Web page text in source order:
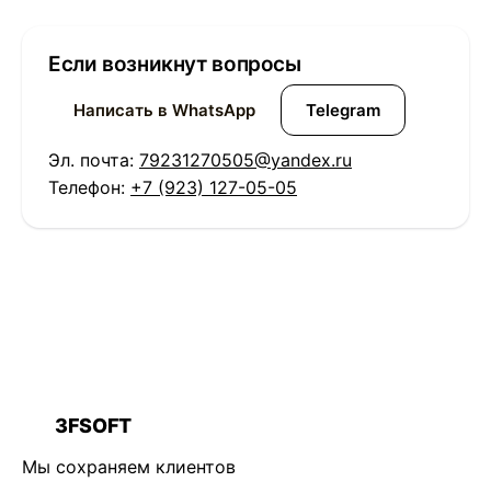
Если возникнут вопросы
Написать в WhatsApp Telegram
Эл. почта: 79231270505@yandex.ru
Телефон: +7 (923) 127-05-05
3FSOFT
Мы сохраняем клиентов